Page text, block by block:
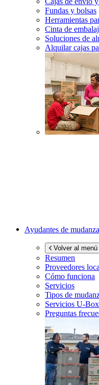
Fundas y bolsas
Herramientas
Cinta de
Soluciones de
Alquilar cajas
Ayudantes de mudanza
Volver al menú
Resumen
Proveedores
Cómo funciona
Servicios
Tipos de
Servicios U-Box
Preguntas